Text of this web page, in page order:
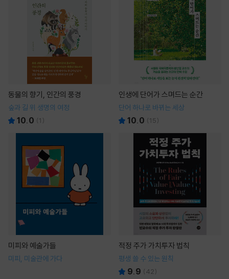
동물의 향기, 인간의 풍경
숲과 길 위 생명의 여정
10.0 (1 )
인생에 단어가 스며드는 순간
단어 하나로 바뀌는 세상
10.0 (15)
미피와 예술가들
미피, 미술관에 가다
적정 주가 가치투자 법칙
평생 쓸 수 있는 원칙
9.9 (42)